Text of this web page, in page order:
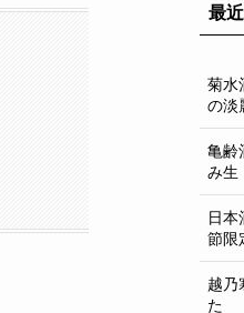
最
菊水
の淡
亀齢
み生
日本
節限
越乃
た